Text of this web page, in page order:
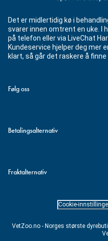
Det er midlertidig kø i
svarer innen omtrent en uke. I
på telefon eller via LiveChat
Kundeservice hjelper deg mer
klart, så går det raskere å
Følg oss
Betalingsalternativ
Fraktalternativ
VetZoo.no - Norges største
Cookie-